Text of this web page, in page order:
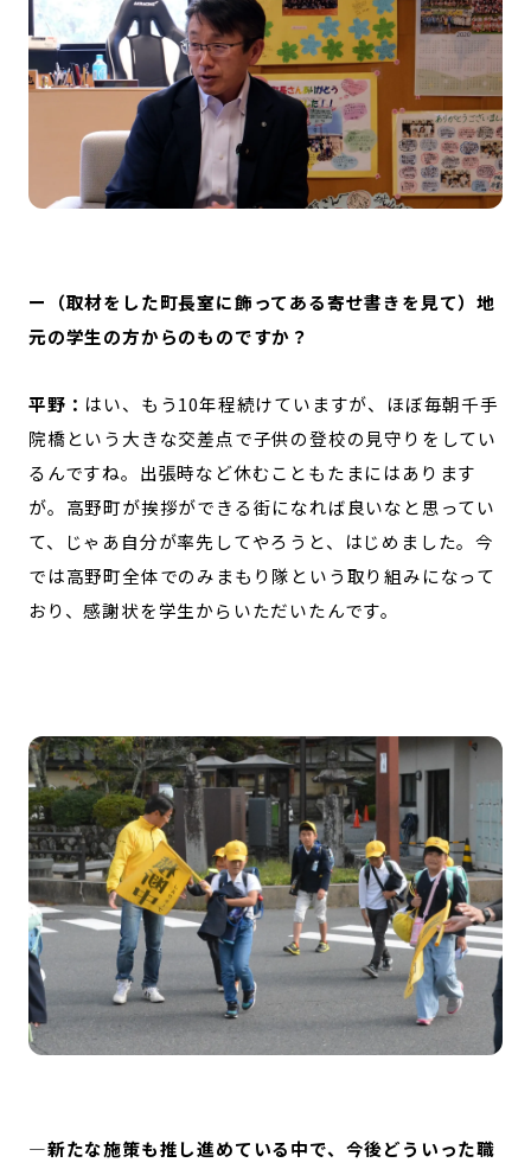
ー（取材をした町長室に飾ってある寄せ書きを見て）地
元の学生の方からのものですか？
平野： はい、もう10年程続けていますが、ほぼ毎朝千手
院橋という大きな交差点で子供の登校の見守りをしてい
るんですね。出張時など休むこともたまにはあります
が。高野町が挨拶ができる街になれば良いなと思ってい
て、じゃあ自分が率先してやろうと、はじめました。今
では高野町全体でのみまもり隊という取り組みになって
おり、感謝状を学生からいただいたんです。
—新たな施策も推し進めている中で、今後どういった職